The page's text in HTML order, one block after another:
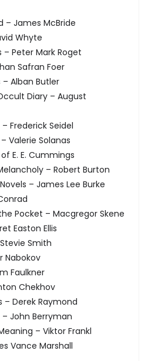
– James McBride
Whyte
– Peter Mark Roget
Safran Foer
Alban Butler
Diary – August
Frederick Seidel
Valerie Solanas
E. E. Cummings
– Robert Burton
– James Lee Burke
Pocket – Macgregor Skene
Easton Ellis
Smith
Nabokov
Faulkner
Chekhov
– Derek Raymond
John Berryman
– Viktor Frankl
Vance Marshall